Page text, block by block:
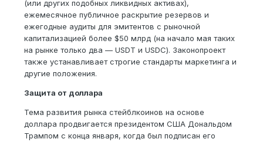
(или других подобных ликвидных активах),
ежемесячное публичное раскрытие резервов и
ежегодные аудиты для эмитентов с рыночной
капитализацией более $50 млрд (на начало мая таких
на рынке только два — USDT и USDC). Законопроект
также устанавливает строгие стандарты маркетинга и
другие положения.
Защита от доллара
Тема развития рынка стейблкоинов на основе
доллара продвигается президентом США Дональдом
Трампом с конца января, когда был подписан его